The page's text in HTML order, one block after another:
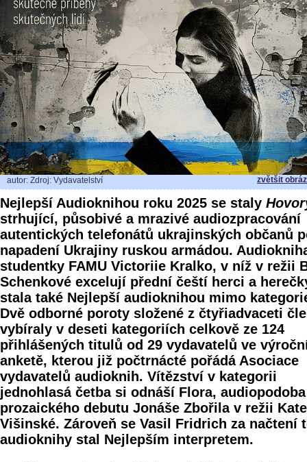
autor: Zdroj: Vydavatelství zvětšit
Nejlepší Audioknihou roku 2025 se staly
strhující, působivé a mrazivé audiozpracování
autentických telefonátů ukrajinských občanů
napadení Ukrajiny ruskou armádou.
studentky FAMU Victoriie Kralko, v níž v režii
Schenkové excelují přední čeští herci a
stala také Nejlepší audioknihou mimo
Dvě odborné poroty složené z čtyřiadvaceti
vybíraly v deseti kategoriích celkově ze 124
přihlášených titulů od 29 vydavatelů ve
anketě, kterou již počtrnácté pořádá Asociace
vydavatelů audioknih. Vítězství v kategorii
jednohlasá četba si odnáší Flora, audiopodoba
prozaického debutu Jonáše Zbořila v režii
Višinské. Zároveň se Vasil Fridrich za načtení
audioknihy stal Nejlepším interpretem.